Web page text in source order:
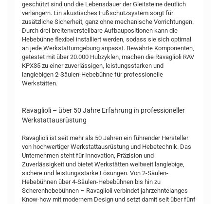
geschützt sind und die Lebensdauer der Gleitsteine deutlich
verlängern. Ein akustisches Fußschutzsystem sorgt für
zusätzliche Sicherheit, ganz ohne mechanische Vorrichtungen.
Durch drei breitenverstellbare Aufbaupositionen kann die
Hebebühne flexibel installiert werden, sodass sie sich optimal
an jede Werkstattumgebung anpasst. Bewährte Komponenten,
getestet mit über 20.000 Hubzyklen, machen die Ravaglioli RAV
KPX35 zu einer zuverlässigen, leistungsstarken und
langlebigen 2-Säulen-Hebebühne für professionelle
Werkstätten.
Ravaglioli – über 50 Jahre Erfahrung in professioneller
Werkstattausrüstung
Ravaglioli ist seit mehr als 50 Jahren ein führender Hersteller
von hochwertiger Werkstattausrüstung und Hebetechnik. Das
Unternehmen steht für Innovation, Präzision und
Zuverlässigkeit und bietet Werkstätten weltweit langlebige,
sichere und leistungsstarke Lösungen. Von 2-Säulen-
Hebebühnen über 4-Säulen-Hebebühnen bis hin zu
Scherenhebebühnen – Ravaglioli verbindet jahrzehntelanges
Know-how mit modernem Design und setzt damit seit über fünf